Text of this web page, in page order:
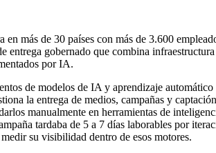
más de 30 países con más de 3.600
gobernado que combina
por IA.
de modelos de IA y aprendizaje
la entrega de medios, campañas y
manualmente en herramientas de
tardaba de 5 a 7 días laborables por
su visibilidad dentro de esos motores.